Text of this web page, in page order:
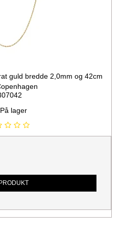
guld bredde 2,0mm og 42cm
På lager